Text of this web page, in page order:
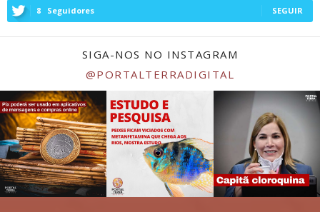
8 Seguidores SEGUIR
SIGA-NOS NO INSTAGRAM
@PORTALTERRADIGITAL